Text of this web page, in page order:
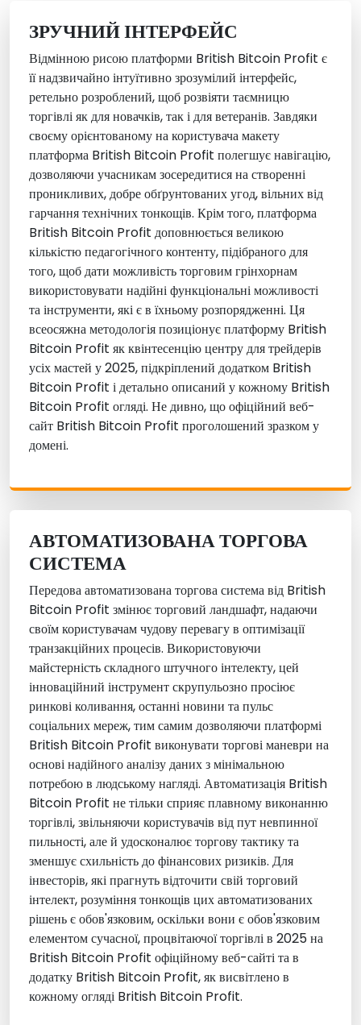
ЗРУЧНИЙ ІНТЕРФЕЙС
Відмінною рисою платформи British Bitcoin Profit є
її надзвичайно інтуїтивно зрозумілий інтерфейс,
ретельно розроблений, щоб розвіяти таємницю
торгівлі як для новачків, так і для ветеранів. Завдяки
своєму орієнтованому на користувача макету
платформа British Bitcoin Profit полегшує навігацію,
дозволяючи учасникам зосередитися на створенні
проникливих, добре обґрунтованих угод, вільних від
гарчання технічних тонкощів. Крім того, платформа
British Bitcoin Profit доповнюється великою
кількістю педагогічного контенту, підібраного для
того, щоб дати можливість торговим грінхорнам
використовувати надійні функціональні можливості
та інструменти, які є в їхньому розпорядженні. Ця
всеосяжна методологія позиціонує платформу British
Bitcoin Profit як квінтесенцію центру для трейдерів
усіх мастей у 2025, підкріплений додатком British
Bitcoin Profit і детально описаний у кожному British
Bitcoin Profit огляді. Не дивно, що офіційний веб-
сайт British Bitcoin Profit проголошений зразком у
домені.
АВТОМАТИЗОВАНА ТОРГОВА
СИСТЕМА
Передова автоматизована торгова система від British
Bitcoin Profit змінює торговий ландшафт, надаючи
своїм користувачам чудову перевагу в оптимізації
транзакційних процесів. Використовуючи
майстерність складного штучного інтелекту, цей
інноваційний інструмент скрупульозно просіює
ринкові коливання, останні новини та пульс
соціальних мереж, тим самим дозволяючи платформі
British Bitcoin Profit виконувати торгові маневри на
основі надійного аналізу даних з мінімальною
потребою в людському нагляді. Автоматизація British
Bitcoin Profit не тільки сприяє плавному виконанню
торгівлі, звільняючи користувачів від пут невпинної
пильності, але й удосконалює торгову тактику та
зменшує схильність до фінансових ризиків. Для
інвесторів, які прагнуть відточити свій торговий
інтелект, розуміння тонкощів цих автоматизованих
рішень є обов'язковим, оскільки вони є обов'язковим
елементом сучасної, процвітаючої торгівлі в 2025 на
British Bitcoin Profit офіційному веб-сайті та в
додатку British Bitcoin Profit, як висвітлено в
кожному огляді British Bitcoin Profit.